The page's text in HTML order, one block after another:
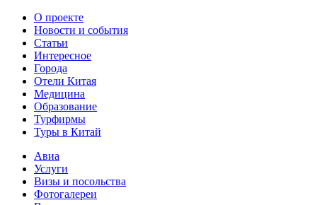
О проекте
Новости и события
Статьи
Интересное
Города
Отели Китая
Медицина
Образование
Турфирмы
Туры в Китай
Авиа
Услуги
Визы и посольства
Фотогалереи